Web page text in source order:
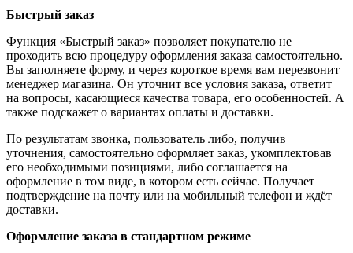
Быстрый заказ
Функция «Быстрый заказ» позволяет покупателю не
проходить всю процедуру оформления заказа самостоятельно.
Вы заполняете форму, и через короткое время вам перезвонит
менеджер магазина. Он уточнит все условия заказа, ответит
на вопросы, касающиеся качества товара, его особенностей. А
также подскажет о вариантах оплаты и доставки.
По результатам звонка, пользователь либо, получив
уточнения, самостоятельно оформляет заказ, укомплектовав
его необходимыми позициями, либо соглашается на
оформление в том виде, в котором есть сейчас. Получает
подтверждение на почту или на мобильный телефон и ждёт
доставки.
Оформление заказа в стандартном режиме